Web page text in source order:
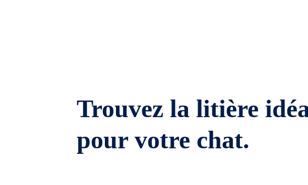
Trouvez la litière
pour votre chat.